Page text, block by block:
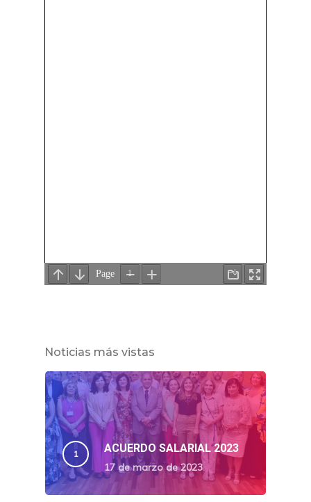
Noticias más vistas
ACUERDO SALARIAL 2023
17 de marzo de 2023